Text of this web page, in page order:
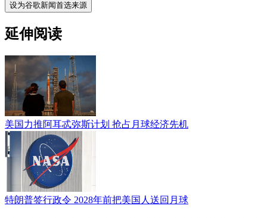
设为谷歌新闻首选来源
延伸阅读
美国力推阿耳忒弥斯计划 抢占月球经济先机
特朗普签行政令 2028年前把美国人送回月球